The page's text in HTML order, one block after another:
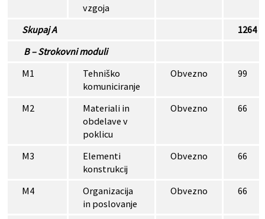
vzgoja
Skupaj A
1264
B – Strokovni moduli
M1
Tehniško
komuniciranje
Obvezno 99
M2
Materiali in
obdelave v
poklicu
Obvezno 66
M3
Elementi
konstrukcij
Obvezno 66
M4
Organizacija
in poslovanje
Obvezno 66